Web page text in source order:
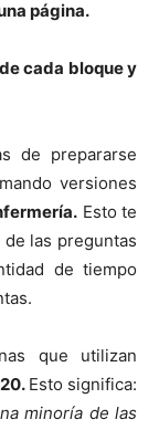
página.
cada bloque y
de prepararse
versiones
Esto te
las preguntas
de tiempo
que utilizan
Esto significa:
minoría de las